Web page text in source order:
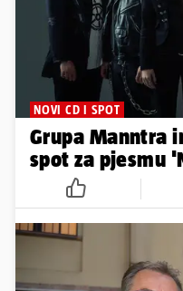
NOVI CD I SPOT
Grupa Manntra
spot za pjesmu